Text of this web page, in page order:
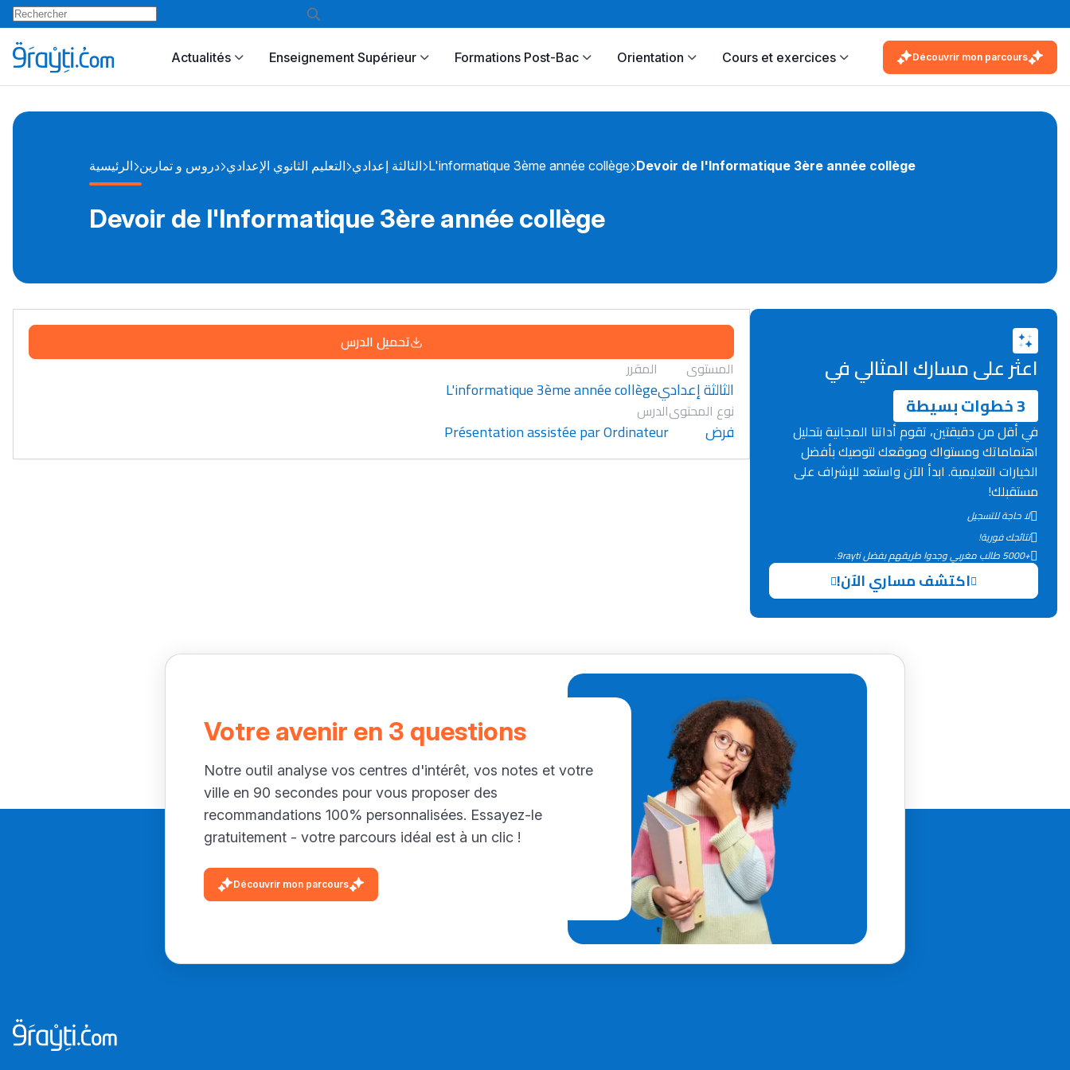
Actualités Enseignement Supérieur Formations Post-Bac Orientation Cours et exercices Découvrir mon parcours
الرئيسية دروس و تمارين التعليم الثانوي الإعدادي الثالثة إعدادي L'informatique 3ème année collège Devoir de l'Informatique 3ère année collège
Devoir de l'Informatique 3ère année collège
تحميل الدرس
المستوى
الثالثة إعدادي
المقرر
L'informatique 3ème année collège
نوع المحتوى
فرض
الدرس
Présentation assistée par Ordinateur
اعثر على مسارك المثالي في
3 خطوات بسيطة
في أقل من دقيقتين، تقوم أداتنا المجانية بتحليل
اهتماماتك ومستواك وموقعك لتوصيك بأفضل
الخيارات التعليمية. ابدأ الآن واستعد للإشراف على
مستقبلك!
لا حاجة للتسجيل
نتائجك فورية!
+5000 طالب مغربي وجدوا طريقهم بفضل 9rayti.
اكتشف مساري الآن!
Votre avenir en 3 questions
Notre outil analyse vos centres d'intérêt, vos notes et votre
ville en 90 secondes pour vous proposer des
recommandations 100% personnalisées. Essayez-le
gratuitement - votre parcours idéal est à un clic !
Découvrir mon parcours